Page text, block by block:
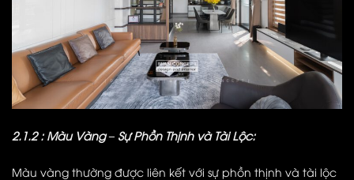
2.1.2 : Màu Vàng – Sự Phồn Thịnh và Tài Lộc:
Màu vàng thường được liên kết với sự phồn thịnh và tài lộc